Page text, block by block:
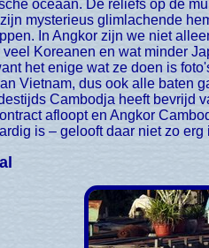
oceaan. De reliëfs op de
mysterieus glimlachende
In Angkor zijn we niet
veel Koreanen en wat minder
het enige wat ze doen is
Vietnam, dus ook alle baten
Cambodja heeft bevrijd
afloopt en Angkor
is – gelooft daar niet zo erg